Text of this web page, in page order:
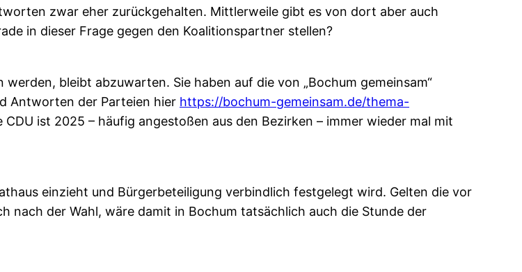
zwar eher zurückgehalten. Mittlerweile gibt es von dort aber auch
in dieser Frage gegen den Koalitionspartner stellen?
bleibt abzuwarten. Sie haben auf die von „Bochum gemeinsam“
Antworten der Parteien hier https://bochum-gemeinsam.de/thema-
CDU ist 2025 – häufig angestoßen aus den Bezirken – immer wieder mal mit
einzieht und Bürgerbeteiligung verbindlich festgelegt wird. Gelten die vor
nach der Wahl, wäre damit in Bochum tatsächlich auch die Stunde der